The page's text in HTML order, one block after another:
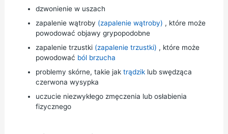
dzwonienie w uszach
zapalenie wątroby (zapalenie wątroby) , które może
powodować objawy grypopodobne
zapalenie trzustki (zapalenie trzustki) , które może
powodować ból brzucha
problemy skórne, takie jak trądziklub swędząca
czerwona wysypka
uczucie niezwykłego zmęczenia lub osłabienia
fizycznego